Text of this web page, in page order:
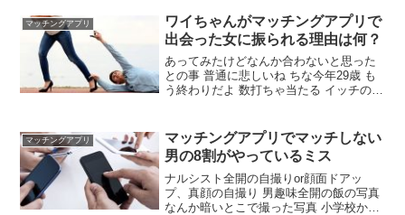
たなりが好きやねん
マッチングアプリ
ワイちゃんがマッチングアプリで
出会った女に振られる理由は何？
あってみたけどなんか合わないと思った
との事 普通に悲しいね ちな今年29歳 も
う終わりだよ 数打ちゃ当たる イッチのス
然スペック高いやん ワイも何やかんやで
結婚できてるからイッチもそのうちいけ
るやろ
マッチングアプリ
マッチングアプリでマッチしない
男の8割がやっているミス
ナルシスト全開の自撮りor顔面ドアッ
プ、真顔の自撮り 男趣味全開の飯の写真
なんか暗いとこで撮った写真 小学校から